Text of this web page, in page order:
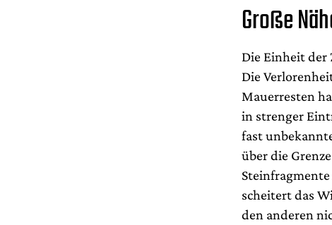
Große
Die Einheit
Die
Mauerresten
in strenger
fast
über die
scheitert das
den anderen